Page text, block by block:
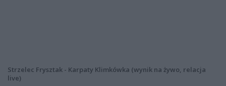
Strzelec Frysztak - Karpaty Klimkówka (wynik na żywo, relacja
live)